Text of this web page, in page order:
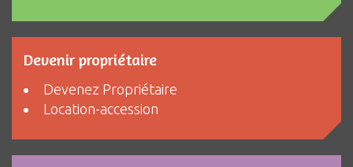
Devenir propriétaire
Devenez Propriétaire
Location-accession